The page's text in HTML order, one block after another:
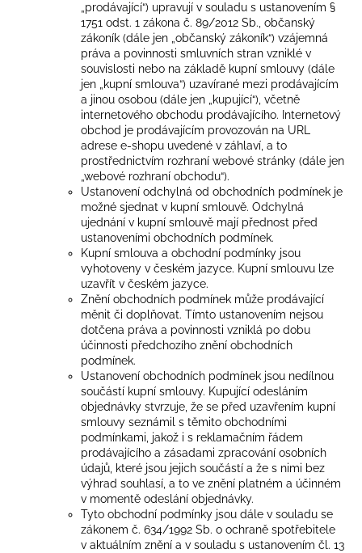
„prodávající“) upravují v souladu s ustanovením §
1751 odst. 1 zákona č. 89/2012 Sb., občanský
zákoník (dále jen „občanský zákoník“) vzájemná
práva a povinnosti smluvních stran vzniklé v
souvislosti nebo na základě kupní smlouvy (dále
jen „kupní smlouva“) uzavírané mezi prodávajícím
a jinou osobou (dále jen „kupující“), včetně
internetového obchodu prodávajícího. Internetový
obchod je prodávajícím provozován na URL
adrese e-shopu uvedené v záhlaví, a to
prostřednictvím rozhraní webové stránky (dále jen
„webové rozhraní obchodu“).
Ustanovení odchylná od obchodních podmínek je
možné sjednat v kupní smlouvě. Odchylná
ujednání v kupní smlouvě mají přednost před
ustanoveními obchodních podmínek.
Kupní smlouva a obchodní podmínky jsou
vyhotoveny v českém jazyce. Kupní smlouvu lze
uzavřít v českém jazyce.
Znění obchodních podmínek může prodávající
měnit či doplňovat. Tímto ustanovením nejsou
dotčena práva a povinnosti vzniklá po dobu
účinnosti předchozího znění obchodních
podmínek.
Ustanovení obchodních podmínek jsou nedílnou
součástí kupní smlouvy. Kupující odesláním
objednávky stvrzuje, že se před uzavřením kupní
smlouvy seznámil s těmito obchodními
podmínkami, jakož i s reklamačním řádem
prodávajícího a zásadami zpracování osobních
údajů, které jsou jejich součástí a že s nimi bez
výhrad souhlasí, a to ve znění platném a účinném
v momentě odeslání objednávky.
Tyto obchodní podmínky jsou dále v souladu se
zákonem č. 634/1992 Sb. o ochraně spotřebitele
v aktuálním znění a v souladu s ustanovením čl. 13